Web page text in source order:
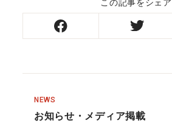
NEWS
お知らせ・メディア掲載